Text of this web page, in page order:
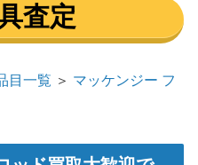
査定
目一覧 ＞ マッケンジー フ